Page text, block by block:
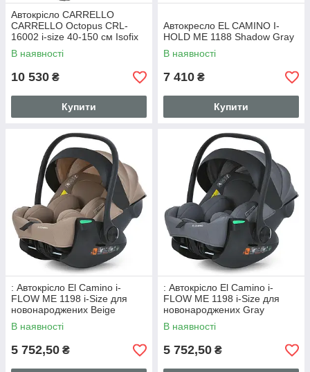
Автокрісло CARRELLO
CARRELLO Octopus CRL-
16002 i-size 40-150 см Isofix
Sandstone Beig, поворот,
опорна стійка
В наявності
10 530 ₴
Купити
Автокресло EL CAMINO I-
HOLD ME 1188 Shadow Gray
В наявності
7 410 ₴
Купити
: Автокрісло El Camino i-
FLOW ME 1198 i-Size для
новонароджених Beige
В наявності
5 752,50 ₴
: Автокрісло El Camino i-
FLOW ME 1198 i-Size для
новонароджених Gray
В наявності
5 752,50 ₴